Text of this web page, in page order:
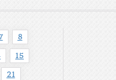
8
15
21